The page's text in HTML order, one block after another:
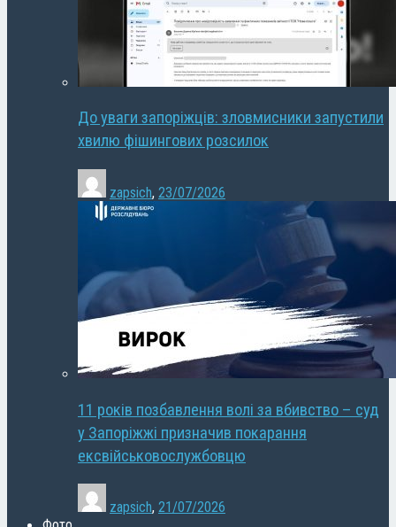
До уваги запоріжців: зловмисники запустили
хвилю фішингових розсилок
zapsich, 23/07/2026
11 років позбавлення волі за вбивство – суд
у Запоріжжі призначив покарання
ексвійськовослужбовцю
zapsich, 21/07/2026